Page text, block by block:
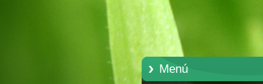
Menú